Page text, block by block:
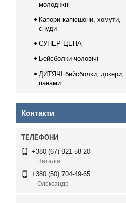
молодіжні
Капори-капюшони, хомути,
снуди
СУПЕР ЦЕНА
Бейсболки чоловічі
ДИТЯЧІ бейсболки, докери,
панами
Контакти
+380 (67) 921-58-20
Наталія
+380 (50) 704-49-65
Олександр